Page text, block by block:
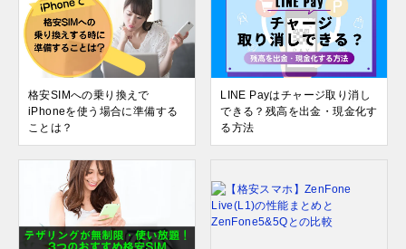
格安SIMへの乗り換えで
iPhoneを使う場合に準備する
ことは？
LINE Payはチャージ取り消し
できる？残高を出金・現金化す
る方法